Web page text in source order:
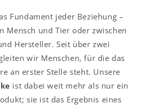
Fundament jeder Beziehung –
Mensch und Tier oder zwischen
Hersteller. Seit über zwei
wir Menschen, für die das
an erster Stelle steht. Unsere
ist dabei weit mehr als nur ein
sie ist das Ergebnis eines